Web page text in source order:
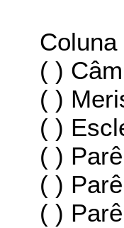
Coluna
( )
( )
( )
( )
( )
( )